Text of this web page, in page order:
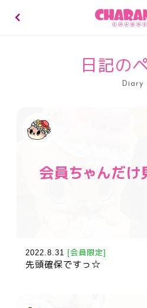
日記の
Diary
2022.8.31 [会員限定]
先頭確保ですっ☆